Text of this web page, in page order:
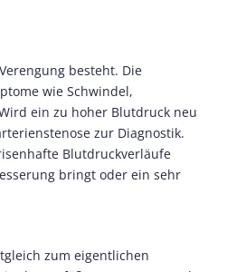
besteht. Die
wie Schwindel,
ein zu hoher Blutdruck neu
zur Diagnostik.
Blutdruckverläufe
bringt oder ein sehr
zum eigentlichen